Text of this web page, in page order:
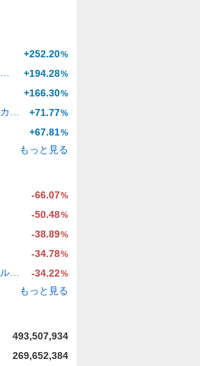
+252.20%
ウィング・イップ・フード・ホールディングス・グループ +194.28%
+166.30%
クリエイティブ・メディカル・テクノロジー・ホールディングス +71.77%
+67.81%
もっと見る
-66.07%
-50.48%
-38.89%
-34.78%
ユニバーサル・テクニカル・インスティチュート -34.22%
もっと見る
493,507,934
269,652,384